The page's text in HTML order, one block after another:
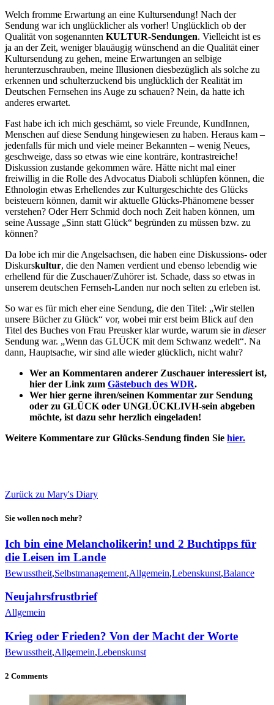
Welch fromme Erwartung an eine Kultursendung! Nach der
Sendung war ich unglücklicher als vorher! Unglücklich ob der
Qualität von sogenannten KULTUR-Sendungen. Vielleicht ist es
ja an der Zeit, weniger blauäugig wünschend an die Qualität einer
Kultursendung zu gehen, meine Erwartungen an selbige
herunterzuschrauben, meine Illusionen diesbezüglich als solche zu
erkennen und schulterzuckend bis unglücklich der Realität im
Deutschen Fernsehen ins Auge zu schauen? Nein, da hatte ich
anderes erwartet.
Fast habe ich ich mich geschämt, so viele Freunde, KundInnen,
Menschen auf diese Sendung hingewiesen zu haben. Heraus kam –
jedenfalls für mich und viele meiner Bekannten – wenig Neues,
geschweige, dass so etwas wie eine konträre, kontrastreiche!
Diskussion zustande gekommen wäre. Hätte nicht mal einer
freiwillig in die Rolle des Advocatus Diaboli schlüpfen können, die
Ethnologin etwas Erhellendes zur Kulturgeschichte des Glücks
beisteuern können, damit wir aktuelle Glücks-Phänomene besser
verstehen? Oder Herr Schmid doch noch Zeit haben können, um
seine Aussage „Sinn statt Glück“ begründen zu müssen bzw. zu
können?
Da lobe ich mir die Angelsachsen, die haben eine Diskussions- oder
Diskurskultur, die den Namen verdient und ebenso lebendig wie
erhellend für die Zuschauer/Zuhörer ist. Schade, dass so etwas in
unserem deutschen Fernseh-Landen nur noch selten zu erleben ist.
So war es für mich eher eine Sendung, die den Titel: „Wir stellen
unsere Bücher zu Glück“ vor, wobei mir erst beim Blick auf den
Titel des Buches von Frau Preusker klar wurde, warum sie in dieser
Sendung war. „Wenn das GLÜCK mit dem Schwanz wedelt“. Na
dann, Hauptsache, wir sind alle wieder glücklich, nicht wahr?
Wer an Kommentaren anderer Zuschauer interessiert ist,
hier der Link zum Gästebuch des WDR.
Wer hier gerne ihren/seinen Kommentar zur Sendung
oder zu GLÜCK oder UNGLÜCKLIVH-sein abgeben
möchte, ist dazu sehr herzlich eingeladen!
Weitere Kommentare zur Glücks-Sendung finden Sie hier.
Zurück zu Mary's Diary
Sie wollen noch mehr?
Ich bin eine Melancholikerin! und 2 Buchtipps für
die Leisen im Lande
Bewusstheit,Selbstmanagement,Allgemein,Lebenskunst,Balance
Neujahrsfrustbrief
Allgemein
Krieg oder Frieden? Von der Macht der Worte
Bewusstheit,Allgemein,Lebenskunst
2 Comments